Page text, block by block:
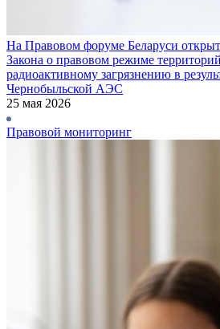
На Правовом форуме Беларуси
Закона о правовом режиме
радиоактивному загрязнению в
Чернобыльской АЭС
25 мая 2026
Правовой мониторинг